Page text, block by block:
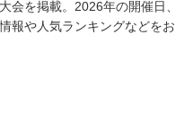
会を掲載。2026年の開催日、
報や人気ランキングなどをお